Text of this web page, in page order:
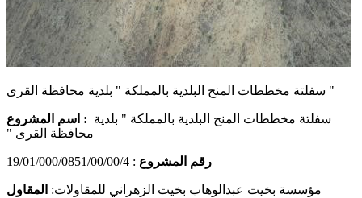
سفلتة مخططات المنح البلدية بالمملكة " بلدية محافظة القرى "
اسم المشروع : سفلتة مخططات المنح البلدية بالمملكة " بلدية
محافظة القرى "
رقم المشروع : 19/01/000/0851/00/00/4
:مؤسسة بخيت عبدالوهاب بخيت الزهراني للمقاولات